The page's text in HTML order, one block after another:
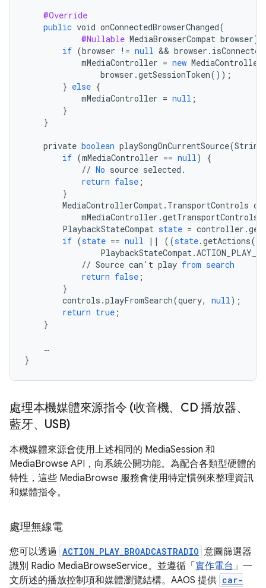
@Override
public void onConnectedBrowserChanged(
@Nullable MediaBrowserCompat browser)
if (browser != null && browser . isConnected
mMediaController = new
browser .getSessionToken());
} else {
mMediaController = null ;
}
}
private boolean playSongOnCurrentSource(String
if (mMediaController == null)
{
// No source selected .
return false ;
}
MediaControllerCompat. TransportControls
mMediaController .getTransportControls
PlaybackStateCompat state = controller .
if (state == null || ((state.getActions()
PlaybackStateCompat.
// Source can ' t play from search
return false ;
}
controls .playFromSearch(query, null);
return true ;
}
…
}
處理本機媒體來源指令 (收音機、CD 播放器、
藍牙、USB)
本機媒體來源會使用上述相同的 MediaSession 和
MediaBrowse API，向系統公開功能。為配合各類型硬體的
特性，這些 MediaBrowse 服務會使用特定慣例來整理資訊
和媒體指令。
處理無線電
您可以透過 ACTION_PLAY_BROADCASTRADIO 意圖篩選器
識別 Radio MediaBrowseService。並遵循「 實作電台 」一
文所述的播放控制項和媒體瀏覽結構。AAOS 提供 car-